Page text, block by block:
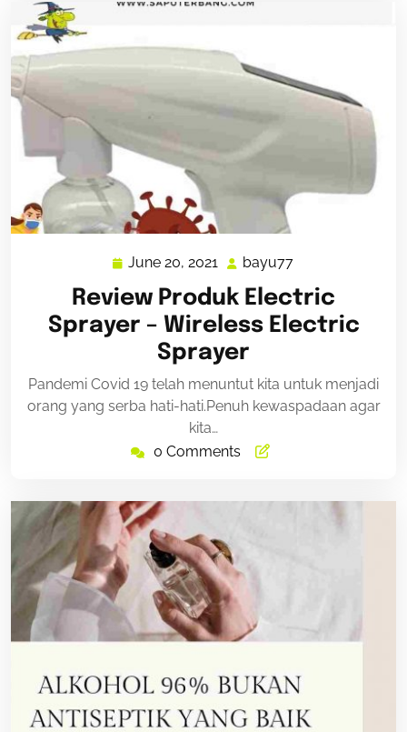
June 20, 2021
June
20,
2021
bayu77
Review Produk Electric
Sprayer – Wireless Electric
Sprayer
Pandemi Covid 19 telah menuntut kita untuk menjadi
orang yang serba hati-hati.Penuh kewaspadaan agar
kita…
0 Comments